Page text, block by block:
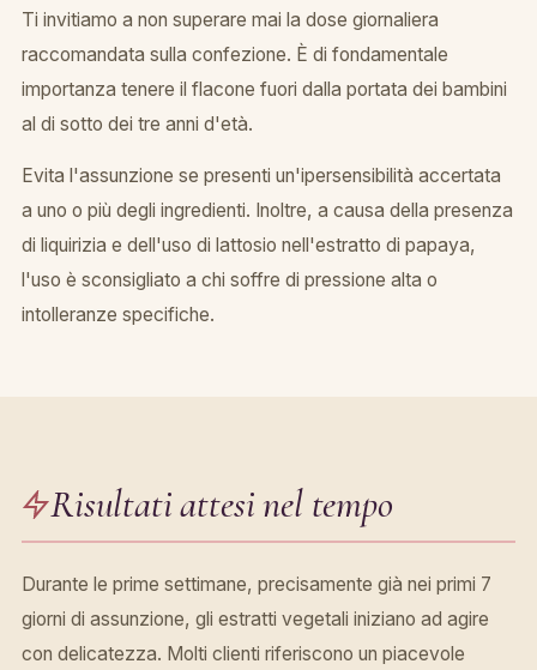
Ti invitiamo a non superare mai la dose giornaliera
raccomandata sulla confezione. È di fondamentale
importanza tenere il flacone fuori dalla portata dei bambini
al di sotto dei tre anni d'età.
Evita l'assunzione se presenti un'ipersensibilità accertata
a uno o più degli ingredienti. Inoltre, a causa della presenza
di liquirizia e dell'uso di lattosio nell'estratto di papaya,
l'uso è sconsigliato a chi soffre di pressione alta o
intolleranze specifiche.
Risultati attesi nel tempo
Durante le prime settimane, precisamente già nei primi 7
giorni di assunzione, gli estratti vegetali iniziano ad agire
con delicatezza. Molti clienti riferiscono un piacevole